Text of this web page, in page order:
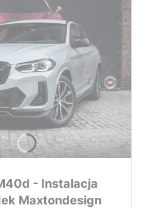
- Instalacja
Maxtondesign